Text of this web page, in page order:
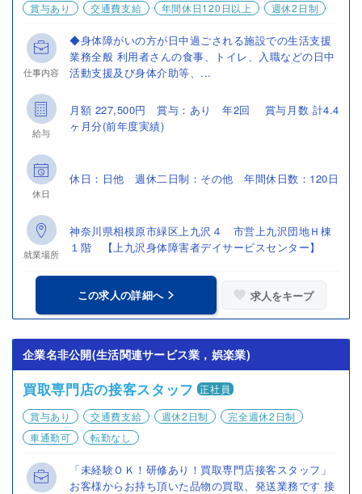
賞与あり
交通費支給 年間休日120日以上 週休2日制
仕事内容
◆身体障がいの方が日中過ごされる施設での生活支援
業務全般 利用者さんの食事、トイレ、入職などの日中
活動支援及び身体介助等、...
給与
月額 227,500円 賞与：あり 年2回 賞与月数 計4.4
ヶ月分(前年度実績)
休日
休日：日他 週休二日制：その他 年間休日数：120日
就業場所
神奈川県相模原市緑区上九沢４ 市営上九沢団地Ｈ棟
１階 【上九沢身体障害者デイサービスセンター】
この求人の詳細へ 求人をキープ
企業名非公開(生活関連サービス業，娯楽業)
買取専門店の接客スタッフ 正社員
賞与あり
交通費支給 週休2日制
完全週休2日制
車通勤可
転勤なし
「未経験ＯＫ！研修あり！買取専門店接客スタッフ」
お客様からお持ち頂いた品物の買取、発送業務です 接